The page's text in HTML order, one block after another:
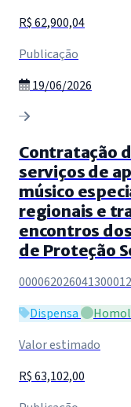
R$ 62,900,04
Publicação
19/06/2026
Contratação
serviços de
músico
regionais e
encontros
de Proteção
Dispensa
Valor estimado
R$ 63,102,00